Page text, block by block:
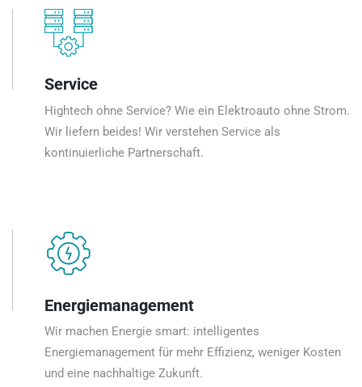
Service
Hightech ohne Service? Wie ein Elektroauto ohne Strom.
Wir liefern beides! Wir verstehen Service als
kontinuierliche Partnerschaft.
Energiemanagement
Wir machen Energie smart: intelligentes
Energiemanagement für mehr Effizienz, weniger Kosten
und eine nachhaltige Zukunft.